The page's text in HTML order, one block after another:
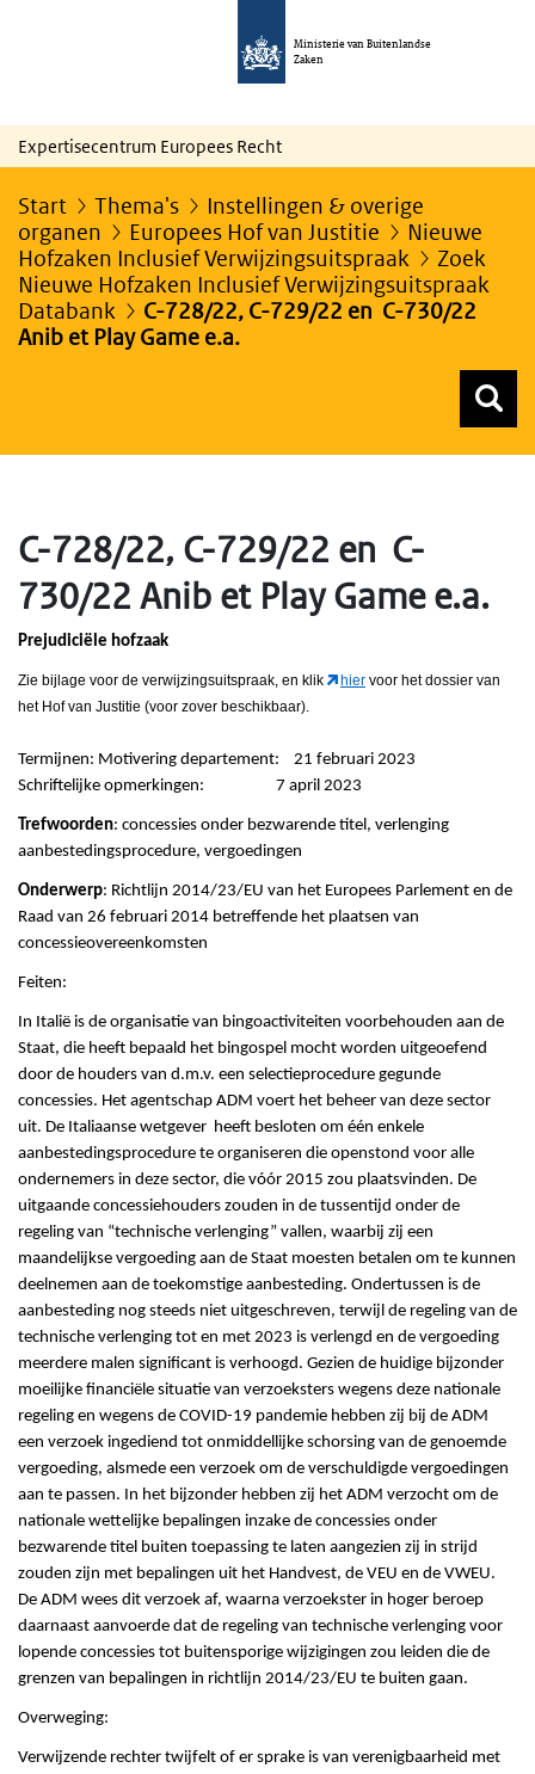
Ministerie van Buitenlandse
Zaken
Expertisecentrum Europees Recht
Start Thema's
Instellingen & overige
organen
Europees Hof van Justitie
Nieuwe
Hofzaken Inclusief Verwijzingsuitspraak
Zoek
Nieuwe Hofzaken Inclusief Verwijzingsuitspraak
Databank
C-728/22, C-729/22 en C-730/22
Anib et Play Game e.a.
C-728/22, C-729/22 en C-
730/22 Anib et Play Game e.a.
Prejudiciële hofzaak
Zie bijlage voor de verwijzingsuitspraak, en klik hier voor het dossier van
het Hof van Justitie (voor zover beschikbaar).
Termijnen: Motivering departement: 21 februari 2023
Schriftelijke opmerkingen: 7 april 2023
Trefwoorden: concessies onder bezwarende titel, verlenging
aanbestedingsprocedure, vergoedingen
Onderwerp: Richtlijn 2014/23/EU van het Europees Parlement en de
Raad van 26 februari 2014 betreffende het plaatsen van
concessieovereenkomsten
Feiten:
In Italië is de organisatie van bingoactiviteiten voorbehouden aan de
Staat, die heeft bepaald het bingospel mocht worden uitgeoefend
door de houders van d.m.v. een selectieprocedure gegunde
concessies. Het agentschap ADM voert het beheer van deze sector
uit. De Italiaanse wetgever heeft besloten om één enkele
aanbestedingsprocedure te organiseren die openstond voor alle
ondernemers in deze sector, die vóór 2015 zou plaatsvinden. De
uitgaande concessiehouders zouden in de tussentijd onder de
regeling van “technische verlenging” vallen, waarbij zij een
maandelijkse vergoeding aan de Staat moesten betalen om te kunnen
deelnemen aan de toekomstige aanbesteding. Ondertussen is de
aanbesteding nog steeds niet uitgeschreven, terwijl de regeling van de
technische verlenging tot en met 2023 is verlengd en de vergoeding
meerdere malen significant is verhoogd. Gezien de huidige bijzonder
moeilijke financiële situatie van verzoeksters wegens deze nationale
regeling en wegens de COVID-19 pandemie hebben zij bij de ADM
een verzoek ingediend tot onmiddellijke schorsing van de genoemde
vergoeding, alsmede een verzoek om de verschuldigde vergoedingen
aan te passen. In het bijzonder hebben zij het ADM verzocht om de
nationale wettelijke bepalingen inzake de concessies onder
bezwarende titel buiten toepassing te laten aangezien zij in strijd
zouden zijn met bepalingen uit het Handvest, de VEU en de VWEU.
De ADM wees dit verzoek af, waarna verzoekster in hoger beroep
daarnaast aanvoerde dat de regeling van technische verlenging voor
lopende concessies tot buitensporige wijzigingen zou leiden die de
grenzen van bepalingen in richtlijn 2014/23/EU te buiten gaan.
Overweging:
Verwijzende rechter twijfelt of er sprake is van verenigbaarheid met